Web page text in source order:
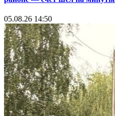
05.08.26 14:50